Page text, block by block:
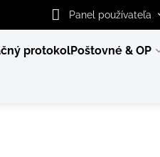
Panel používateľa
protokolPoštovné & OP